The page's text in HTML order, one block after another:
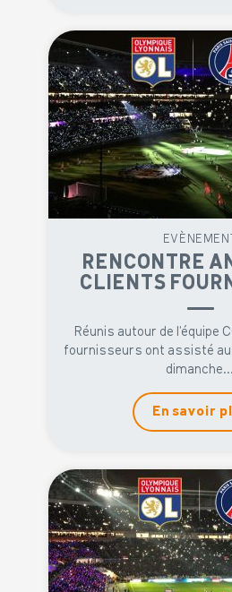
EVÈNEMENT
RENCONTRE
CLIENTS
Réunis autour de l’équipe
fournisseurs ont assisté au
dimanche...
En savoir